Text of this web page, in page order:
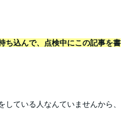
ち込んで、点検中にこの記事を書
している人なんていませんから、